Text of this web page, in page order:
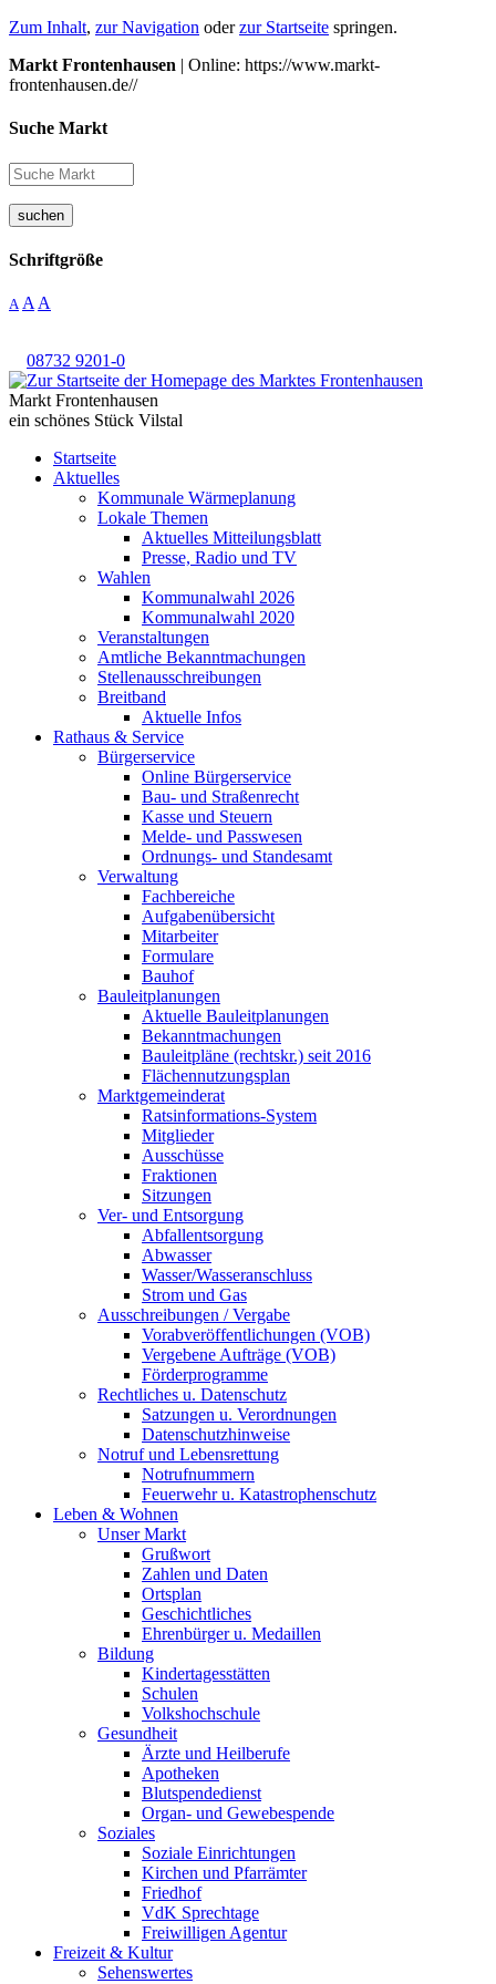
Zum Inhalt, zur Navigation oderzur Startseite springen.
Markt Frontenhausen | Online: https://www.markt-
frontenhausen.de//
Suche Markt
suchen
Schriftgröße
A A A
08732 9201-0
Markt Frontenhausen
ein schönes Stück Vilstal
Startseite
Aktuelles
Kommunale Wärmeplanung
Lokale Themen
Aktuelles Mitteilungsblatt
Presse, Radio und TV
Wahlen
Kommunalwahl 2026
Kommunalwahl 2020
Veranstaltungen
Amtliche Bekanntmachungen
Stellenausschreibungen
Breitband
Aktuelle Infos
Rathaus & Service
Bürgerservice
Online Bürgerservice
Bau- und Straßenrecht
Kasse und Steuern
Melde- und Passwesen
Ordnungs- und Standesamt
Verwaltung
Fachbereiche
Aufgabenübersicht
Mitarbeiter
Formulare
Bauhof
Bauleitplanungen
Aktuelle Bauleitplanungen
Bekanntmachungen
Bauleitpläne (rechtskr.) seit 2016
Flächennutzungsplan
Marktgemeinderat
Ratsinformations-System
Mitglieder
Ausschüsse
Fraktionen
Sitzungen
Ver- und Entsorgung
Abfallentsorgung
Abwasser
Wasser/Wasseranschluss
Strom und Gas
Ausschreibungen / Vergabe
Vorabveröffentlichungen (VOB)
Vergebene Aufträge (VOB)
Förderprogramme
Rechtliches u. Datenschutz
Satzungen u. Verordnungen
Datenschutzhinweise
Notruf und Lebensrettung
Notrufnummern
Feuerwehr u. Katastrophenschutz
Leben & Wohnen
Unser Markt
Grußwort
Zahlen und Daten
Ortsplan
Geschichtliches
Ehrenbürger u. Medaillen
Bildung
Kindertagesstätten
Schulen
Volkshochschule
Gesundheit
Ärzte und Heilberufe
Apotheken
Blutspendedienst
Organ- und Gewebespende
Soziales
Soziale Einrichtungen
Kirchen und Pfarrämter
Friedhof
VdK Sprechtage
Freiwilligen Agentur
Freizeit & Kultur
Sehenswertes